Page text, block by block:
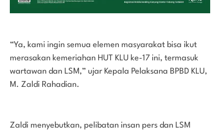
“Ya, kami ingin semua elemen masyarakat bisa ikut
merasakan kemeriahan HUT KLU ke-17 ini, termasuk
wartawan dan LSM,” ujar Kepala Pelaksana BPBD KLU,
M. Zaldi Rahadian.
Zaldi menyebutkan, pelibatan insan pers dan LSM